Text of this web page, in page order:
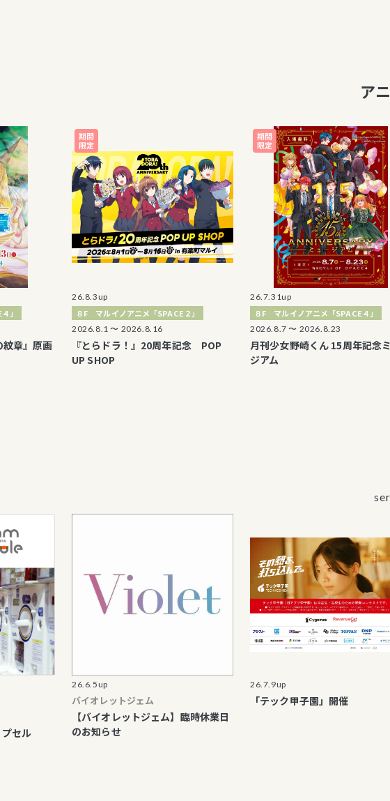
ア
画
26.8.3up
８F マルイノアニメ「SPACE２」
2026.8.1 〜 2026.8.16
『とらドラ！』20周年記念 POP
UP SHOP
26.7.31up
８F マルイノアニメ「SPACE４」
2026.8.7 〜 2026.8.23
月刊少女野崎くん 15周年記念ミュー
26.6.5up
バイオレットジェム
【バイオレットジェム】臨時休業日
のお知らせ
26.7.9up
「テック甲子園」開催